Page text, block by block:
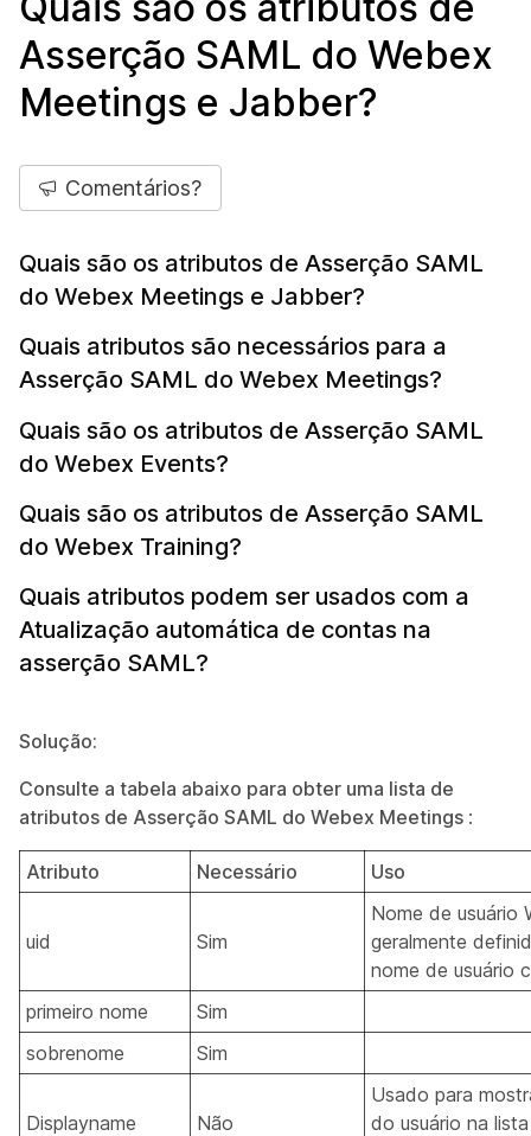
Asserção SAML do Webex
Meetings e Jabber?
Comentários?
Quais são os atributos de Asserção SAML
do Webex Meetings e Jabber?
Quais atributos são necessários para a
Asserção SAML do Webex Meetings?
Quais são os atributos de Asserção SAML
do Webex Events?
Quais são os atributos de Asserção SAML
do Webex Training?
Quais atributos podem ser usados com a
Atualização automática de contas na
asserção SAML?
Solução:
Consulte a tabela abaixo para obter uma lista de
atributos de Asserção SAML do Webex Meetings :
Atributo Necessário Uso
uid Sim
Nome de usuário
geralmente
nome de usuário
primeiro nome
Sim
sobrenome
Sim
Displayname Não
Usado para
do usuário na